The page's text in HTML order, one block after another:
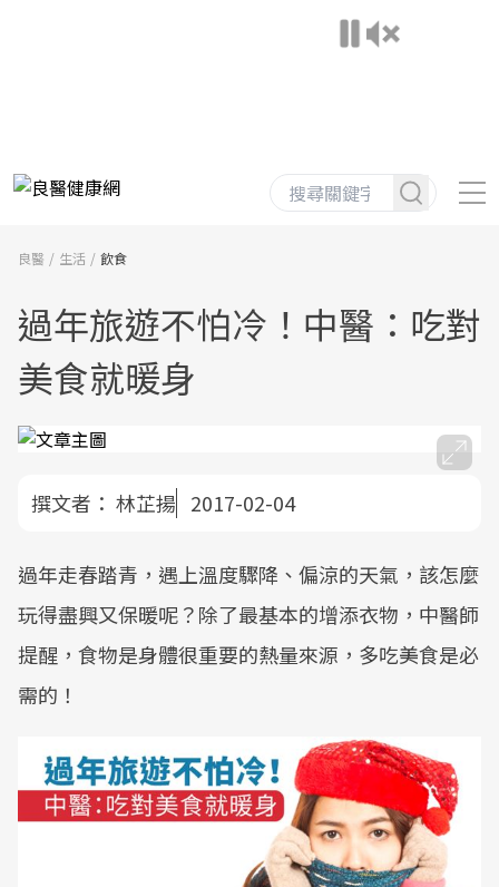
良醫 生活 飲食
過年旅遊不怕冷！中醫：吃對
美食就暖身
撰文者： 林芷揚 2017-02-04
過年走春踏青，遇上溫度驟降、偏涼的天氣，該怎麼
玩得盡興又保暖呢？除了最基本的增添衣物，中醫師
提醒，食物是身體很重要的熱量來源，多吃美食是必
需的！